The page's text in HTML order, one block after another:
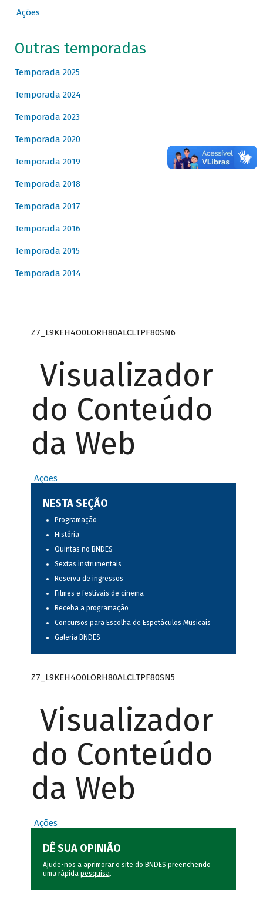
Ações
Outras temporadas
Temporada 2025
Temporada 2024
Temporada 2023
Temporada 2020
Temporada 2019
Temporada 2018
Temporada 2017
Temporada 2016
Temporada 2015
Temporada 2014
Z7_L9KEH4O0LORH80ALCLTPF80SN6
Visualizador
do Conteúdo
da Web
Ações
NESTA SEÇÃO
Programação
História
Quintas no BNDES
Sextas instrumentais
Reserva de ingressos
Filmes e festivais de cinema
Receba a programação
Concursos para Escolha de Espetáculos Musicais
Galeria BNDES
Z7_L9KEH4O0LORH80ALCLTPF80SN5
Visualizador
do Conteúdo
da Web
Ações
DÊ SUA OPINIÃO
Ajude-nos a aprimorar o site do BNDES preenchendo
uma rápida pesquisa.